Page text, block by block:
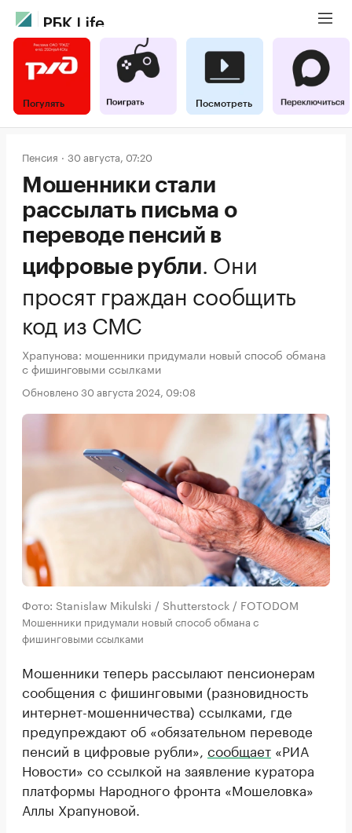
Погулять Посмотреть
Пенсия 30 августа, 07:20
Мошенники стали
рассылать письма о
переводе пенсий в
цифровые рубли. Они
просят граждан сообщить
код из СМС
Храпунова: мошенники придумали новый способ обмана
с фишинговыми ссылками
Обновлено 30 августа 2024, 09:08
Фото: Stanislaw Mikulski / Shutterstock / FOTODOM
Мошенники придумали новый способ обмана с
фишинговыми ссылками
Мошенники теперь рассылают пенсионерам
сообщения с фишинговыми (разновидность
интернет-мошенничества) ссылками, где
предупреждают об «обязательном переводе
пенсий в цифровые рубли», сообщает «РИА
Новости» со ссылкой на заявление куратора
платформы Народного фронта «Мошеловка»
Аллы Храпуновой.